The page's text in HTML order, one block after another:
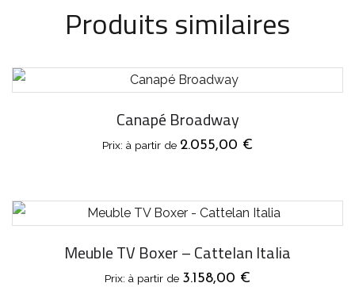
Produits similaires
Canapé Broadway
2.055,00 €
Meuble TV Boxer – Cattelan Italia
3.158,00 €